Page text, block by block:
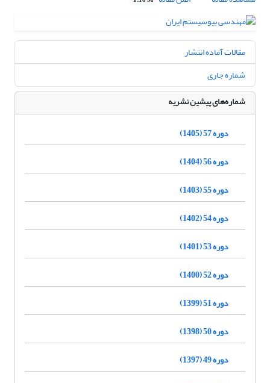
مقالات آماده انتشار
شماره جاری
شماره‌های پیشین نشریه
دوره 57 (1405)
دوره 56 (1404)
دوره 55 (1403)
دوره 54 (1402)
دوره 53 (1401)
دوره 52 (1400)
دوره 51 (1399)
دوره 50 (1398)
دوره 49 (1397)